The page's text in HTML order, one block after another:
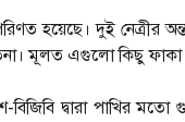
হয়েছে। দুই নেত্রীর
মূলত এগুলো কিছু ফাকা
দ্বারা পাখির মতো